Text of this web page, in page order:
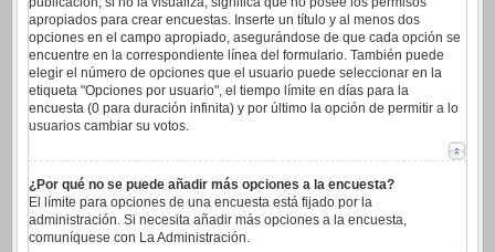
apropiados para crear encuestas. Inserte un título y al menos dos
opciones en el campo apropiado, asegurándose de que cada opción se
encuentre en la correspondiente línea del formulario. También puede
elegir el número de opciones que el usuario puede seleccionar en la
etiqueta "Opciones por usuario", el tiempo límite en días para la
encuesta (0 para duración infinita) y por último la opción de permitir a lo
usuarios cambiar su votos.
¿Por qué no se puede añadir más opciones a la encuesta?
El límite para opciones de una encuesta está fijado por la
administración. Si necesita añadir más opciones a la encuesta,
comuníquese con La Administración.